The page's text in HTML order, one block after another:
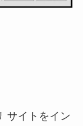
サイトをイン